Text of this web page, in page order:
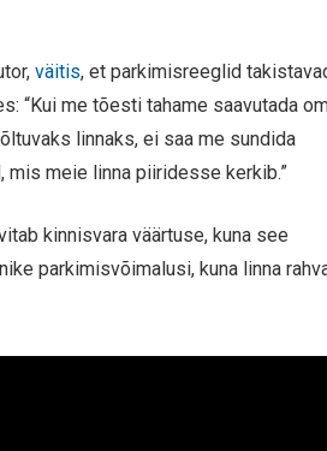
väitis, et parkimisreeglid
“Kui me tõesti tahame saavutada
linnaks, ei saa me sundida
mis meie linna piiridesse kerkib.”
kinnisvara väärtuse, kuna see
parkimisvõimalusi, kuna linna